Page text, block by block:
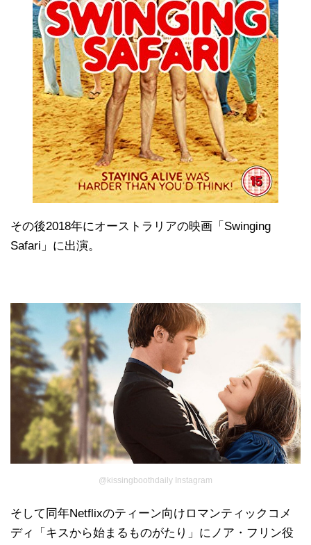
その後2018年にオーストラリアの映画「Swinging
Safari」に出演。
@kissingboothdaily Instagram
そして同年Netflixのティーン向けロマンティックコメ
ディ「キスから始まるものがたり」にノア・フリン役